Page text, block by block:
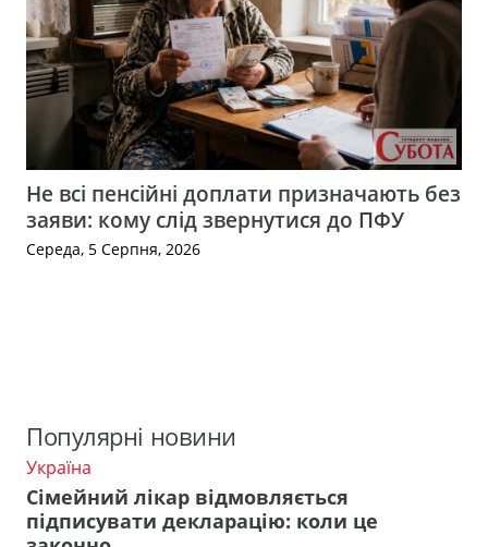
Не всі пенсійні доплати призначають без
заяви: кому слід звернутися до ПФУ
Середа, 5 Серпня, 2026
Популярні новини
Україна
Сімейний лікар відмовляється
підписувати декларацію: коли це